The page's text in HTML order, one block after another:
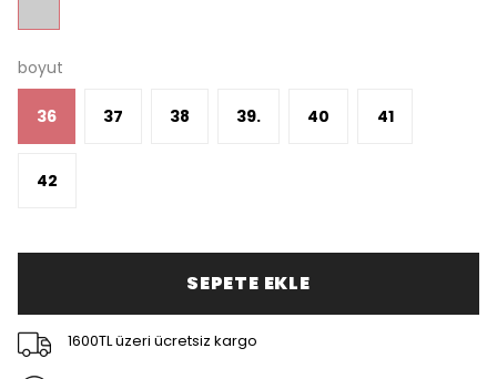
boyut
36 37 38 39. 40 41
42
SEPETE EKLE
1600TL üzeri ücretsiz kargo